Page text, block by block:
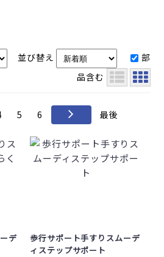
並び替え
部
品含む
5 6 最後
デ
歩行サポート手すりスムーデ
ィステップサポート